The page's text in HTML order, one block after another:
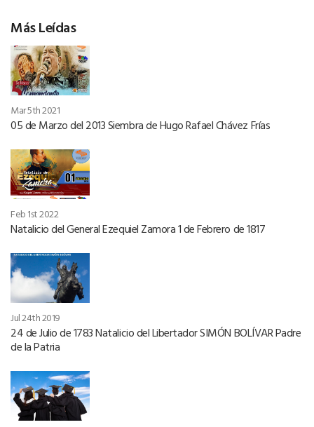
Más Leídas
Mar 5th 2021
05 de Marzo del 2013 Siembra de Hugo Rafael Chávez Frías
Feb 1st 2022
Natalicio del General Ezequiel Zamora 1 de Febrero de 1817
Jul 24th 2019
24 de Julio de 1783 Natalicio del Libertador SIMÓN BOLÍVAR Padre
de la Patria